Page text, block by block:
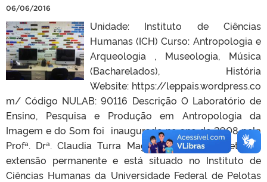
06/06/2016
Unidade: Instituto de Ciências
Humanas (ICH) Curso: Antropologia e
Arqueologia , Museologia, Música
(Bacharelados), História
Website: https://leppais.wordpress.co
m/ Código NULAB: 90116 Descrição O Laboratório de
Ensino, Pesquisa e Produção em Antropologia da
Imagem e do Som foi inaugurado no ano de 2008 pela
Profª. Drª. Claudia Turra Magni como um projeto de
extensão permanente e está situado no Instituto de
Ciências Humanas da Universidade Federal de Pelotas